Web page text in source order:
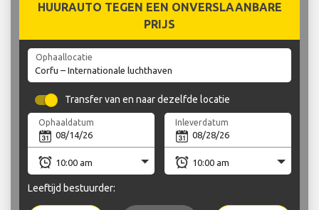
HUURAUTO TEGEN EEN ONVERSLAANBARE
PRIJS
Ophaallocatie
Transfer van en naar dezelfde locatie
Ophaaldatum Inleverdatum
Leeftijd bestuurder: